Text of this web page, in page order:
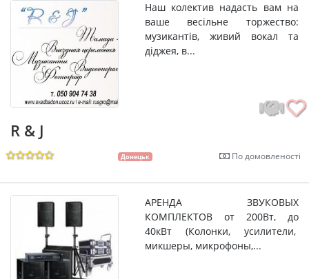
Наш колектив надасть вам на
ваше весільне торжество:
музикантів, живий вокал та
діджея, в...
R & J
Донецьк По домовленості
АРЕНДА ЗВУКОВЫХ
КОМПЛЕКТОВ от 200Вт, до
40кВт (Колонки, усилители,
микшеры, микрофоны,...